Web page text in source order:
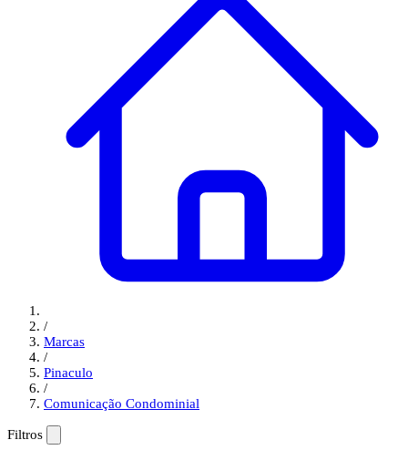
/
Marcas
/
Pinaculo
/
Comunicação Condominial
Filtros